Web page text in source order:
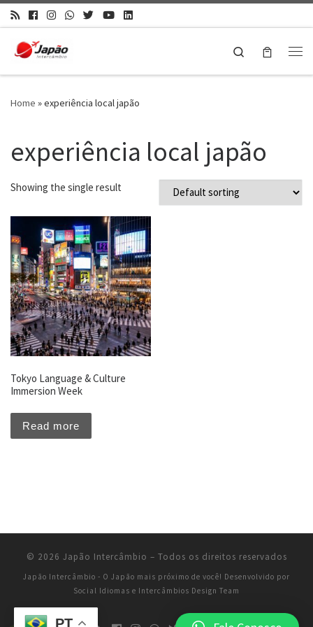
Search
Home »experiência local japão
experiência local japão
Showing the single result
Tokyo Language & Culture
Immersion Week
Read more
© 2026 Japão Intercâmbio – Todos os direitos reservados
Japão Intercâmbio - O Japão mais próximo de você! Desenvolvido por
Social Idiomas e Intercâmbios Design Team
PT